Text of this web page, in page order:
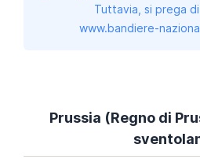
Tuttavia, si prega
www.bandiere-
Prussia (Regno di